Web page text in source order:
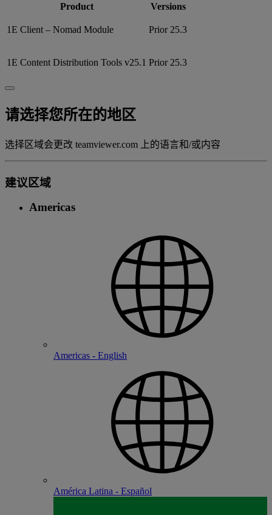
Product Versions
1E Client – Nomad Module Prior 25.3
1E Content Distribution Tools v25.1 Prior 25.3
请选择您所在的地区
选择区域会更改 teamviewer.com 上的语言和/或内容
建议区域
Americas
Americas - English
América Latina - Español